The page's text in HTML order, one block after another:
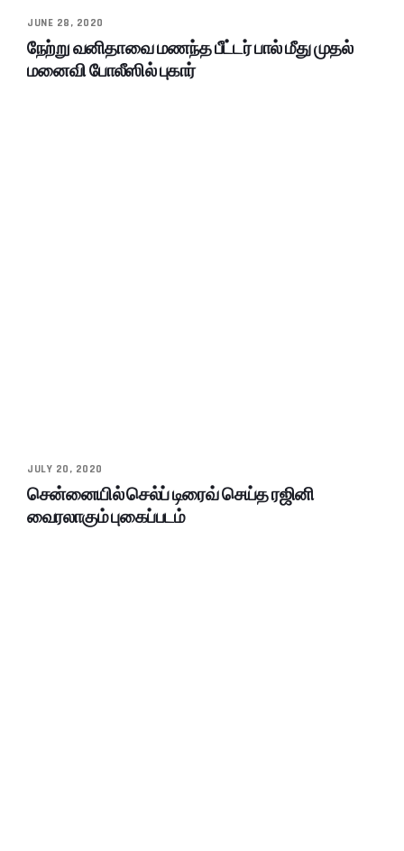
JUNE 28, 2020
நேற்று வனிதாவை மணந்த பீட்டர் பால் மீது முதல்
மனைவி போலீஸில் புகார்
JULY 20, 2020
சென்னையில் செல்ப் டிரைவ் செய்த ரஜினி
வைரலாகும் புகைப்படம்